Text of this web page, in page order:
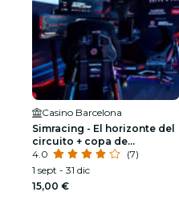
Casino Barcelona
Simracing - El horizonte del
circuito + copa de
bienvenida
4.0
(7)
1 sept - 31 dic
15,00 €